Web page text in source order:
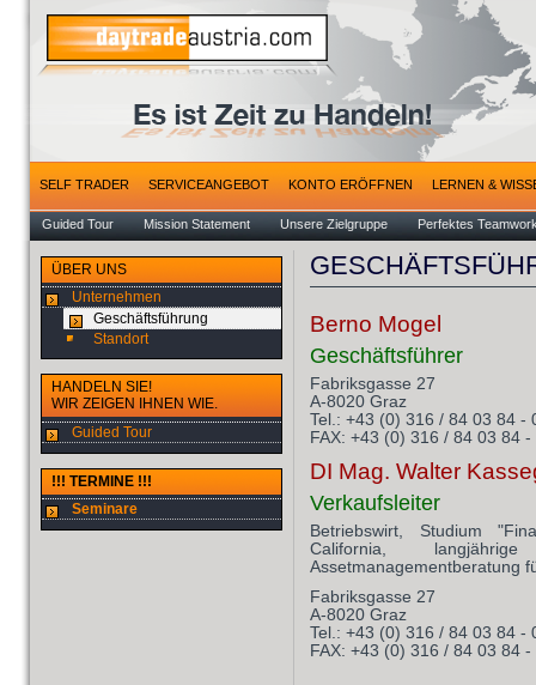
SELF TRADER SERVICEANGEBOT KONTO ERÖFFNEN LERNEN &
Guided Tour Mission Statement Unsere Zielgruppe Perfektes
ÜBER UNS
Unternehmen
Geschäftsführung
Standort
HANDELN SIE!
WIR ZEIGEN IHNEN WIE.
Guided Tour
!!! TERMINE !!!
Seminare
Berno Mogel
Geschäftsführer
Fabriksgasse 27
A-8020 Graz
Tel.: +43 (0) 316 / 84 03 84 -
FAX: +43 (0) 316 / 84 03 84 -
DI Mag. Walter
Verkaufsleiter
Betriebswirt, Studium
California,
Assetmanagementberatung
Fabriksgasse 27
A-8020 Graz
Tel.: +43 (0) 316 / 84 03 84 -
FAX: +43 (0) 316 / 84 03 84 -